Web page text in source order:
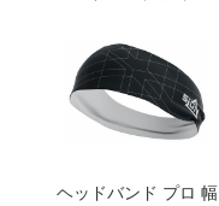
ヘッドバンド プロ 幅